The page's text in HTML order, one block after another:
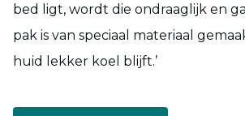
bed ligt, wordt die ondraaglijk en
pak is van speciaal materiaal
huid lekker koel blijft.’